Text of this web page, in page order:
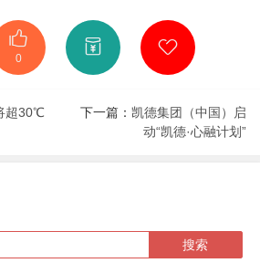
0
超30℃
下一篇： 凯德集团（中国）启
动“凯德·心融计划”